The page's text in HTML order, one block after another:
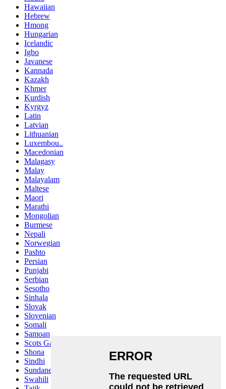
Hawaiian
Hebrew
Hmong
Hungarian
Icelandic
Igbo
Javanese
Kannada
Kazakh
Khmer
Kurdish
Kyrgyz
Latin
Latvian
Lithuanian
Luxembou..
Macedonian
Malagasy
Malay
Malayalam
Maltese
Maori
Marathi
Mongolian
Burmese
Nepali
Norwegian
Pashto
Persian
Punjabi
Serbian
Sesotho
Sinhala
Slovak
Slovenian
Somali
Samoan
Scots Gaelic
Shona
Sindhi
Sundanese
Swahili